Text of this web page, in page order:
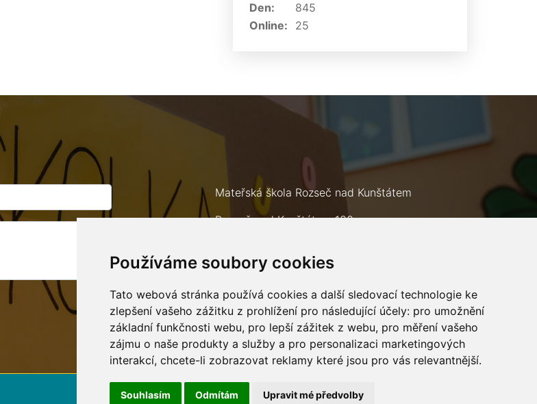
Používáme soubory cookies
Tato webová stránka používá cookies a další sledovací technologie ke
zlepšení vašeho zážitku z prohlížení pro následující účely: pro umožnění
základní funkčnosti webu, pro lepší zážitek z webu, pro měření vašeho
zájmu o naše produkty a služby a pro personalizaci marketingových
interakcí, chcete-li zobrazovat reklamy které jsou pro vás relevantnější.
Souhlasím Odmítám Upravit mé předvolby
Online: 25
Den:
845
Mateřská škola Rozseč nad Kunštátem
Rozseč nad Kunštátem 133
Telefon: +420 602 693 226
E-mail:msrozsec@seznam.cz